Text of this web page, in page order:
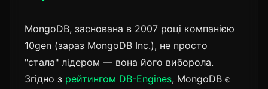
MongoDB, заснована в 2007 році компанією
10gen (зараз MongoDB Inc.), не просто
"стала" лідером — вона його виборола.
Згідно з рейтингом DB-Engines, MongoDB є